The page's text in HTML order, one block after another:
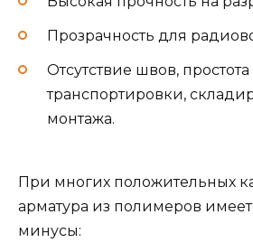
Прозрачность для
Отсутствие швов, простота
транспортировки,
монтажа.
При многих положительных
арматура из полимеров
минусы: